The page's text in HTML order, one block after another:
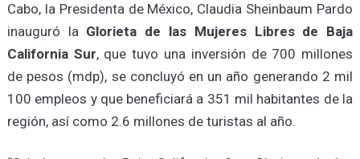
Cabo, la Presidenta de México, Claudia Sheinbaum Pardo
inauguró la Glorieta de las Mujeres Libres de Baja
California Sur, que tuvo una inversión de 700 millones
de pesos (mdp), se concluyó en un año generando 2 mil
100 empleos y que beneficiará a 351 mil habitantes de la
región, así como 2.6 millones de turistas al año.